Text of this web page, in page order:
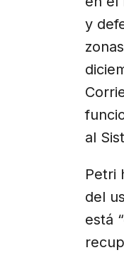
y
al
Petri
del
está